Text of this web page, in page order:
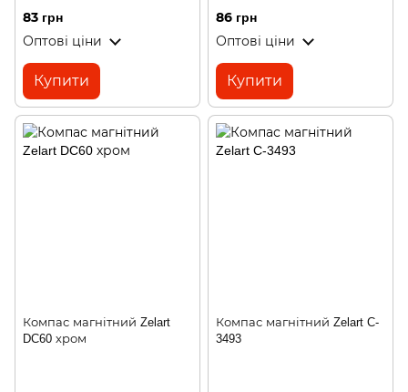
83 грн
Оптові ціни
Купити
86 грн
Оптові ціни
Купити
Компас магнітний Zelart
DC60 хром
Компас магнітний Zelart C-
3493